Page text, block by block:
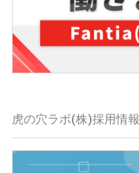
虎の穴ラボ(株)採用情報